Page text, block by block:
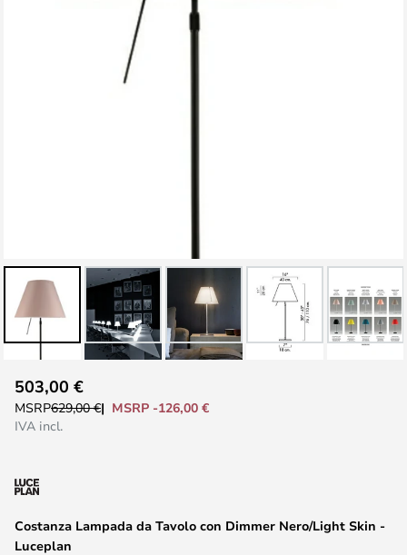
all'inizio
della
immagini
Costanza Lampada da Tavolo con Dimmer Nero/Light Skin -
Luceplan
503,00 €
MSRP629,00 €
MSRP -126,00 €
IVA incl.